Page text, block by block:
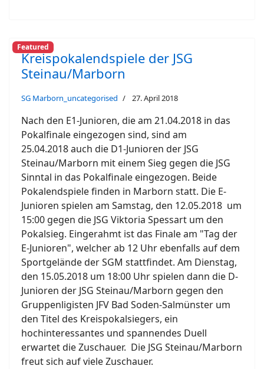
Featured
Kreispokalendspiele der JSG
Steinau/Marborn
SG Marborn_uncategorised 27. April 2018
Nach den E1-Junioren, die am 21.04.2018 in das
Pokalfinale eingezogen sind, sind am
25.04.2018 auch die D1-Junioren der JSG
Steinau/Marborn mit einem Sieg gegen die JSG
Sinntal in das Pokalfinale eingezogen. Beide
Pokalendspiele finden in Marborn statt. Die E-
Junioren spielen am Samstag, den 12.05.2018 um
15:00 gegen die JSG Viktoria Spessart um den
Pokalsieg. Eingerahmt ist das Finale am "Tag der
E-Junioren", welcher ab 12 Uhr ebenfalls auf dem
Sportgelände der SGM stattfindet. Am Dienstag,
den 15.05.2018 um 18:00 Uhr spielen dann die D-
Junioren der JSG Steinau/Marborn gegen den
Gruppenligisten JFV Bad Soden-Salmünster um
den Titel des Kreispokalsiegers, ein
hochinteressantes und spannendes Duell
erwartet die Zuschauer. Die JSG Steinau/Marborn
freut sich auf viele Zuschauer.